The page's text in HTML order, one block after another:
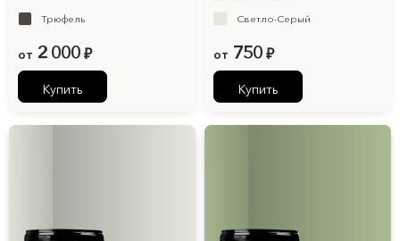
Трюфель
от 2 000 ₽
Купить
Светло-Серый
от 750 ₽
Купить